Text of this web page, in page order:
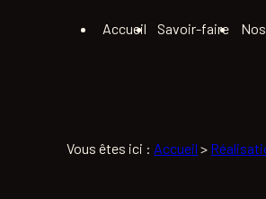
Accueil Savoir-faire
Vous êtes ici : Accueil >